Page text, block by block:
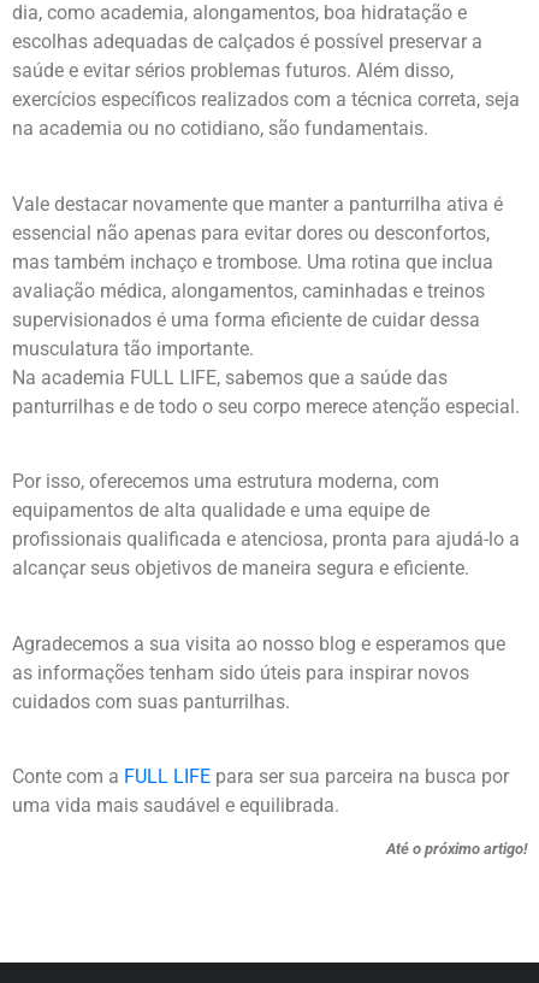
dia, como academia, alongamentos, boa hidratação e
escolhas adequadas de calçados é possível preservar a
saúde e evitar sérios problemas futuros. Além disso,
exercícios específicos realizados com a técnica correta, seja
na academia ou no cotidiano, são fundamentais.
Vale destacar novamente que manter a panturrilha ativa é
essencial não apenas para evitar dores ou desconfortos,
mas também inchaço e trombose. Uma rotina que inclua
avaliação médica, alongamentos, caminhadas e treinos
supervisionados é uma forma eficiente de cuidar dessa
musculatura tão importante.
Na academia FULL LIFE, sabemos que a saúde das
panturrilhas e de todo o seu corpo merece atenção especial.
Por isso, oferecemos uma estrutura moderna, com
equipamentos de alta qualidade e uma equipe de
profissionais qualificada e atenciosa, pronta para ajudá-lo a
alcançar seus objetivos de maneira segura e eficiente.
Agradecemos a sua visita ao nosso blog e esperamos que
as informações tenham sido úteis para inspirar novos
cuidados com suas panturrilhas.
Conte com a FULL LIFE para ser sua parceira na busca por
uma vida mais saudável e equilibrada.
Até o próximo artigo!